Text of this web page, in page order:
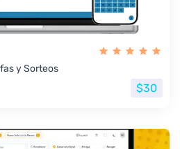
y Sorteos
$30